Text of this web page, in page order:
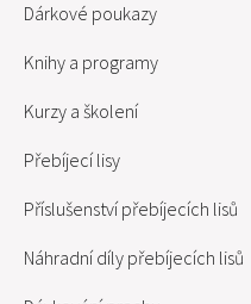
Dárkové poukazy
Knihy a programy
Kurzy a školení
Přebíjecí lisy
Příslušenství přebíjecích lisů
Náhradní díly přebíjecích lisů